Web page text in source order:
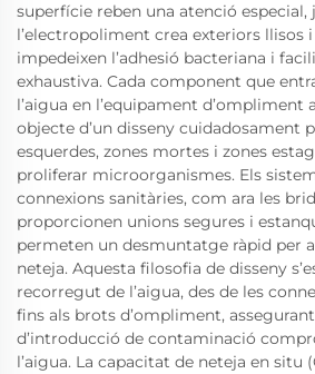
superfície reben una atenció especial,
l’electropoliment crea exteriors llisos
impedeixen l’adhesió bacteriana i
exhaustiva. Cada component que
l’aigua en l’equipament d’ompliment
objecte d’un disseny cuidadosament
esquerdes, zones mortes i zones
proliferar microorganismes. Els
connexions sanitàries, com ara les
proporcionen unions segures i
permeten un desmuntatge ràpid per
neteja. Aquesta filosofia de disseny
recorregut de l’aigua, des de les
fins als brots d’ompliment,
d’introducció de contaminació
l’aigua. La capacitat de neteja en situ